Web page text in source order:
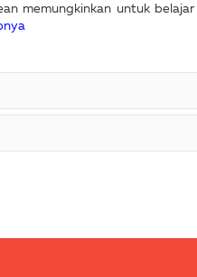
memungkinkan untuk belajar